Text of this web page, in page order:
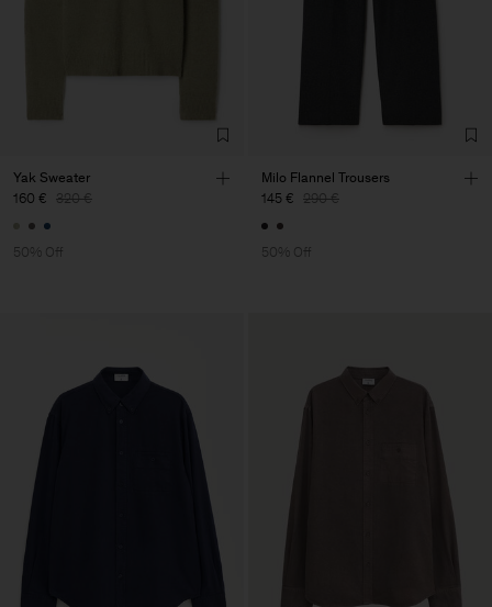
Yak Sweater
160 € 320 €
50% Off
Milo Flannel Trousers
145 € 290 €
50% Off